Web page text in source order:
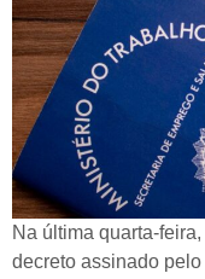
Na última quarta-
decreto assinado